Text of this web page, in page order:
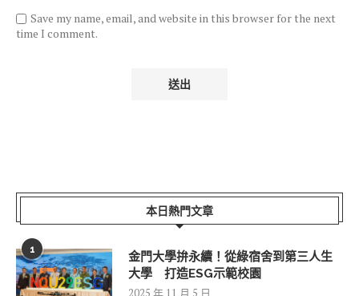
Save my name, email, and website in this browser for the next
time I comment.
本日熱門文章
1
金門大學拚永續！從綠宿舍到第三人生
大學 打造ESG示範校園
2025 年 11 月 5 日